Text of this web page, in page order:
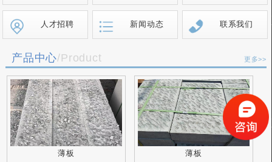
人才招聘 新闻动态 联系我们
产品中心/Product 更多>>
薄板 薄板